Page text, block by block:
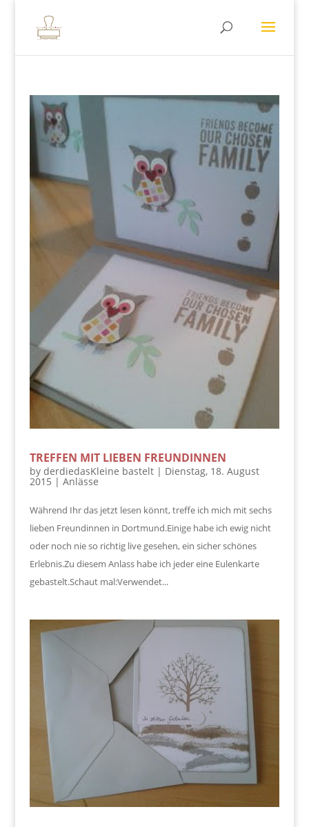
TREFFEN MIT LIEBEN FREUNDINNEN
by derdiedasKleine bastelt| Dienstag, 18. August
2015 | Anlässe
Während Ihr das jetzt lesen könnt, treffe ich mich mit sechs
lieben Freundinnen in Dortmund.Einige habe ich ewig nicht
oder noch nie so richtig live gesehen, ein sicher schönes
Erlebnis.Zu diesem Anlass habe ich jeder eine Eulenkarte
gebastelt.Schaut mal:Verwendet...